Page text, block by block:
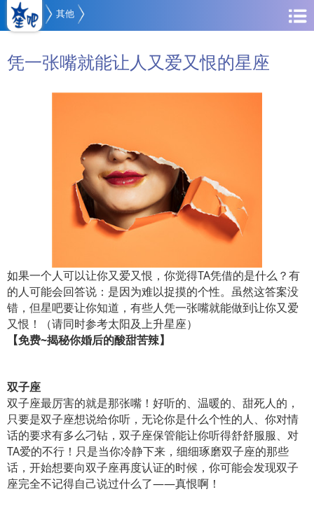
其他
凭一张嘴就能让人又爱又恨的星座
如果一个人可以让你又爱又恨，你觉得TA凭借的是什么？有
的人可能会回答说：是因为难以捉摸的个性。虽然这答案没
错，但星吧要让你知道，有些人凭一张嘴就能做到让你又爱
又恨！（请同时参考太阳及上升星座）
【免费~揭秘你婚后的酸甜苦辣】
双子座
双子座最厉害的就是那张嘴！好听的、温暖的、甜死人的，
只要是双子座想说给你听，无论你是什么个性的人、你对情
话的要求有多么刁钻，双子座保管能让你听得舒舒服服、对
TA爱的不行！只是当你冷静下来，细细琢磨双子座的那些
话，开始想要向双子座再度认证的时候，你可能会发现双子
座完全不记得自己说过什么了——真恨啊！